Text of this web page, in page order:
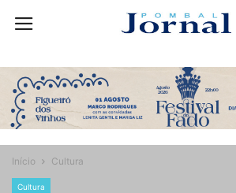
Início Cultura
Cultura